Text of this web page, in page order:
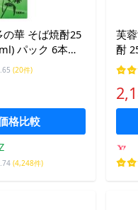
華 そば焼酎25
(20件)
格比較
(4,248件)
芙
酎
国